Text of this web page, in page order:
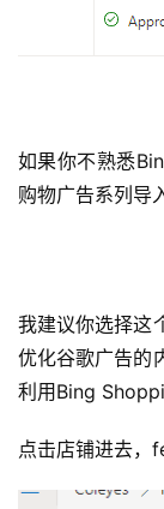
如果你不熟悉
购物广告系列导
我建议你选择这
优化谷歌广告的
利用Bing
点击店铺进去，